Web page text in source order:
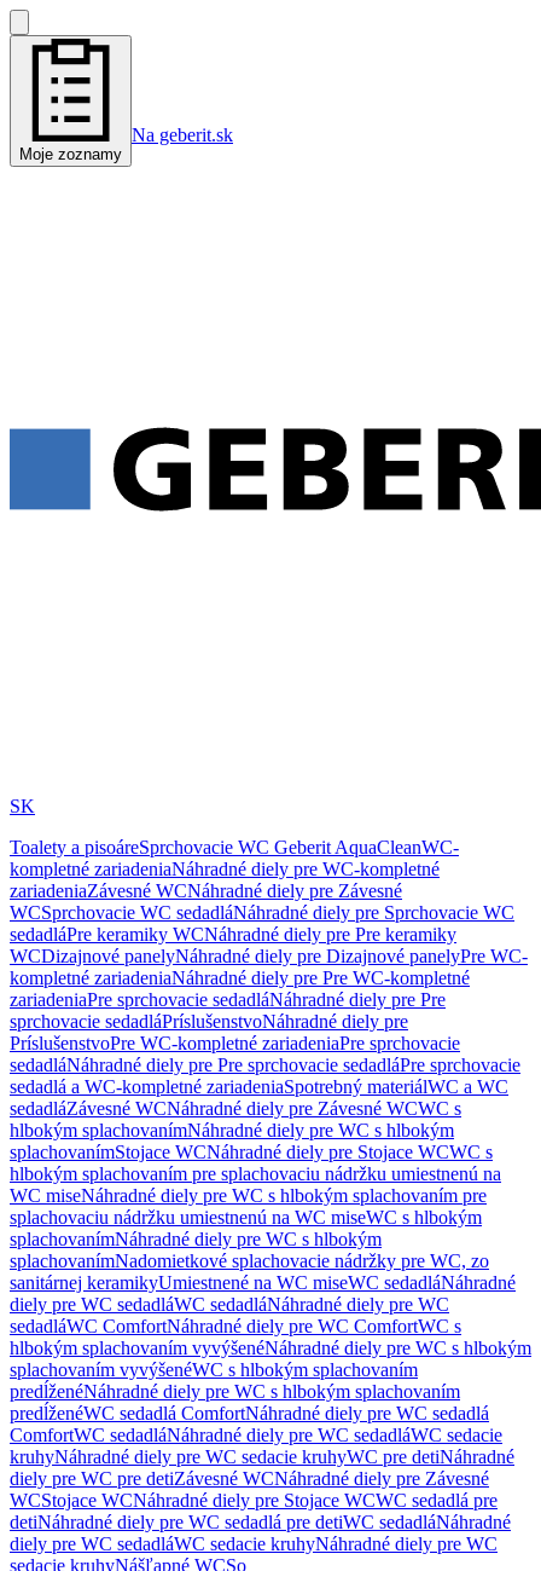
Moje zoznamy
Na geberit.sk
SK
Toalety a pisoáreSprchovacie WC Geberit AquaCleanWC-
kompletné zariadeniaNáhradné diely pre WC-kompletné
zariadeniaZávesné WCNáhradné diely pre Závesné
WCSprchovacie WC sedadláNáhradné diely pre Sprchovacie WC
sedadláPre keramiky WCNáhradné diely pre Pre keramiky
WCDizajnové panelyNáhradné diely pre Dizajnové panelyPre WC-
kompletné zariadeniaNáhradné diely pre Pre WC-kompletné
zariadeniaPre sprchovacie sedadláNáhradné diely pre Pre
sprchovacie sedadláPríslušenstvoNáhradné diely pre
PríslušenstvoPre WC-kompletné zariadeniaPre sprchovacie
sedadláNáhradné diely pre Pre sprchovacie sedadláPre sprchovacie
sedadlá a WC-kompletné zariadeniaSpotrebný materiálWC a WC
sedadláZávesné WCNáhradné diely pre Závesné WCWC s
hlbokým splachovanímNáhradné diely pre WC s hlbokým
splachovanímStojace WCNáhradné diely pre Stojace WCWC s
hlbokým splachovaním pre splachovaciu nádržku umiestnenú na
WC miseNáhradné diely pre WC s hlbokým splachovaním pre
splachovaciu nádržku umiestnenú na WC miseWC s hlbokým
splachovanímNáhradné diely pre WC s hlbokým
splachovanímNadomietkové splachovacie nádržky pre WC, zo
sanitárnej keramikyUmiestnené na WC miseWC sedadláNáhradné
diely pre WC sedadláWC sedadláNáhradné diely pre WC
sedadláWC ComfortNáhradné diely pre WC ComfortWC s
hlbokým splachovaním vyvýšenéNáhradné diely pre WC s hlbokým
splachovaním vyvýšenéWC s hlbokým splachovaním
predĺženéNáhradné diely pre WC s hlbokým splachovaním
predĺženéWC sedadlá ComfortNáhradné diely pre WC sedadlá
ComfortWC sedadláNáhradné diely pre WC sedadláWC sedacie
kruhyNáhradné diely pre WC sedacie kruhyWC pre detiNáhradné
diely pre WC pre detiZávesné WCNáhradné diely pre Závesné
WCStojace WCNáhradné diely pre Stojace WCWC sedadlá pre
detiNáhradné diely pre WC sedadlá pre detiWC sedadláNáhradné
diely pre WC sedadláWC sedacie kruhyNáhradné diely pre WC
sedacie kruhyNášľapné WCSo